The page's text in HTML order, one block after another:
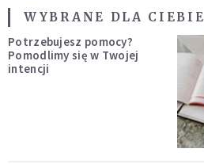
WYBRANE DLA CIEBIE
Potrzebujesz pomocy?
Pomodlimy się w Twojej
intencji